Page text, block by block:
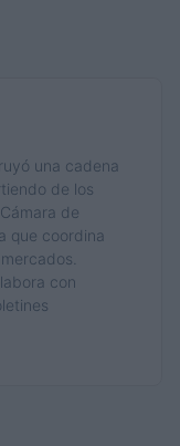
una cadena
de los
de
que coordina
con